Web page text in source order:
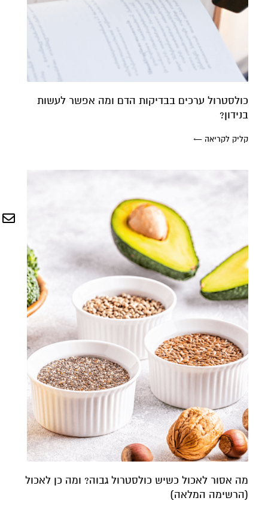
כולסטרול ערכים בבדיקות הדם ומה אפשר לעשות
בנידון?
קליק לקריאה ←
מה אסור לאכול כשיש כולסטרול גבוה? ומה כן לאכול
(הרשימה המלאה)